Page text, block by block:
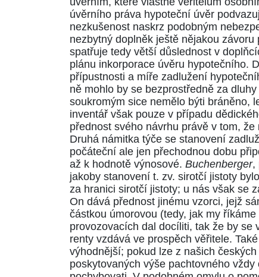
úvěrního práva hypoteční úvěr
nezkušenost naskrz podobným
nezbytný doplněk ještě nějakou
spatřuje tedy větší důslednost v
plánu inkorporace úvěru hypotečního.
přípustnosti a míře zadlužení
ně mohlo by se bezprostředně za
soukromým sice nemělo býti bráněno,
inventář však pouze v případu
přednost svého návrhu právě v tom,
Druhá námitka týče se stanovení
počáteční ale jen přechodnou dobu
až k hodnotě výnosové. Buchenberger,
jakoby stanovení t. zv. sirotčí jistoty
za hranici sirotčí jistoty; u nás však se
On dává přednost jinému vzorci, jejž
částkou úmorovou (tedy, jak my
provozovacích dal docíliti, tak že by
renty vzdává ve prospěch věřitele. Také
výhodnější; pokud lze z našich
poskytovaných výše pachtovného